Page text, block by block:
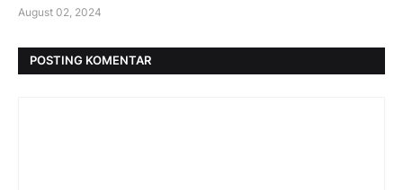
August 02, 2024
POSTING KOMENTAR